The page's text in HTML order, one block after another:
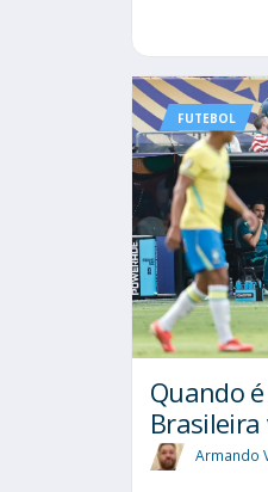
FUTEBOL
Quando
Armando